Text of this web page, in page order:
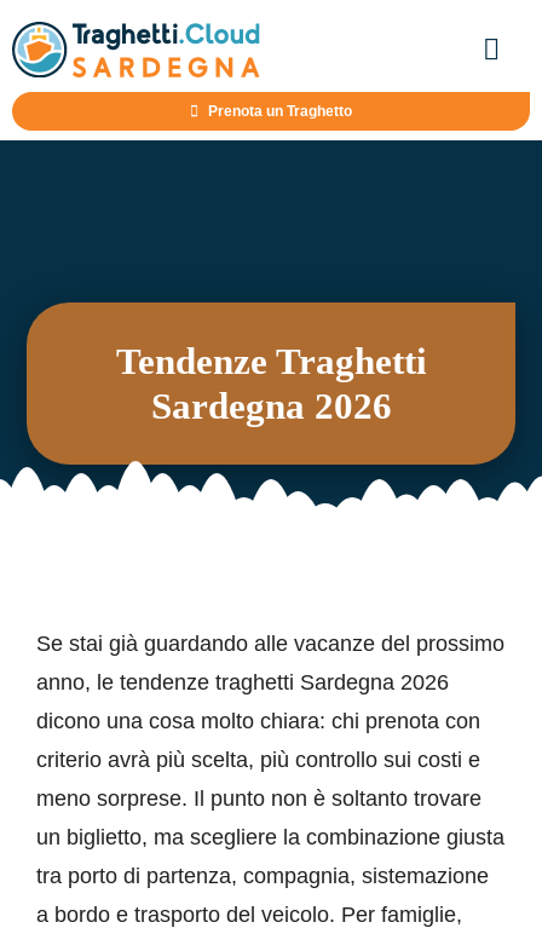
Salta
al
contenuto
Guide
Offerte
Prenota un Traghetto
Tendenze Traghetti
Sardegna 2026
Se stai già guardando alle vacanze del prossimo
anno, le tendenze traghetti Sardegna 2026
dicono una cosa molto chiara: chi prenota con
criterio avrà più scelta, più controllo sui costi e
meno sorprese. Il punto non è soltanto trovare
un biglietto, ma scegliere la combinazione giusta
tra porto di partenza, compagnia, sistemazione
a bordo e trasporto del veicolo. Per famiglie,